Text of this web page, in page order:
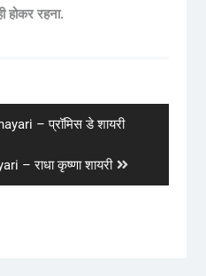
होकर रहना.
– प्रॉमिस डे शायरी
– राधा कृष्णा शायरी